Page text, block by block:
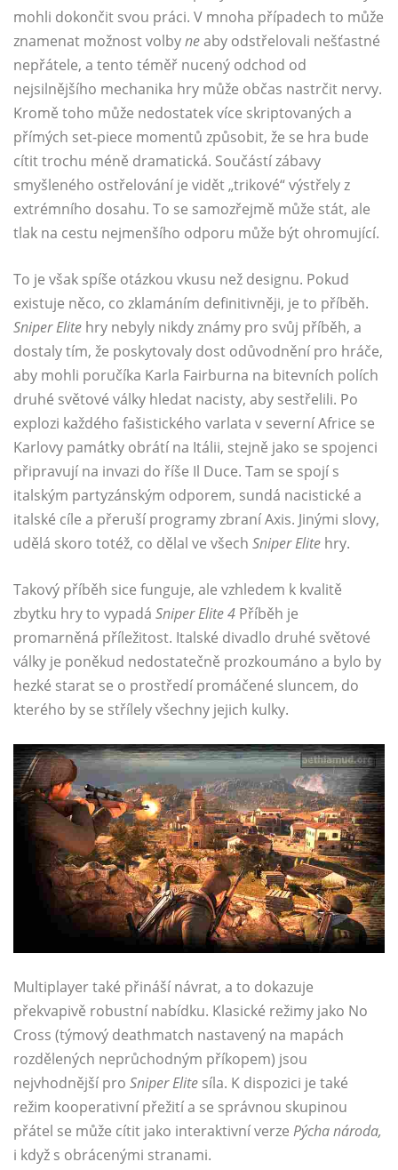
mohli dokončit svou práci. V mnoha případech to může
znamenat možnost volbyneaby odstřelovali nešťastné
nepřátele, a tento téměř nucený odchod od
nejsilnějšího mechanika hry může občas nastrčit nervy.
Kromě toho může nedostatek více skriptovaných a
přímých set-piece momentů způsobit, že se hra bude
cítit trochu méně dramatická. Součástí zábavy
smyšleného ostřelování je vidět „trikové“ výstřely z
extrémního dosahu. To se samozřejmě může stát, ale
tlak na cestu nejmenšího odporu může být ohromující.
To je však spíše otázkou vkusu než designu. Pokud
existuje něco, co zklamáním definitivněji, je to příběh.
Sniper Elite hry nebyly nikdy známy pro svůj příběh, a
dostaly tím, že poskytovaly dost odůvodnění pro hráče,
aby mohli poručíka Karla Fairburna na bitevních polích
druhé světové války hledat nacisty, aby sestřelili. Po
explozi každého fašistického varlata v severní Africe se
Karlovy památky obrátí na Itálii, stejně jako se spojenci
připravují na invazi do říše Il Duce. Tam se spojí s
italským partyzánským odporem, sundá nacistické a
italské cíle a přeruší programy zbraní Axis. Jinými slovy,
udělá skoro totéž, co dělal ve všech Sniper Elite hry.
Takový příběh sice funguje, ale vzhledem k kvalitě
zbytku hry to vypadá Sniper Elite 4 Příběh je
promarněná příležitost. Italské divadlo druhé světové
války je poněkud nedostatečně prozkoumáno a bylo by
hezké starat se o prostředí promáčené sluncem, do
kterého by se střílely všechny jejich kulky.
Multiplayer také přináší návrat, a to dokazuje
překvapivě robustní nabídku. Klasické režimy jako No
Cross (týmový deathmatch nastavený na mapách
rozdělených neprůchodným příkopem) jsou
nejvhodnější pro Sniper Elite síla. K dispozici je také
režim kooperativní přežití a se správnou skupinou
přátel se může cítit jako interaktivní verze Pýcha národa,
i když s obrácenými stranami.